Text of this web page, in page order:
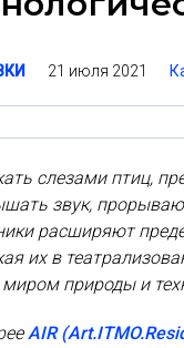
21 июля 2021
слезами птиц,
звук,
расширяют
их в
природы и
AIR